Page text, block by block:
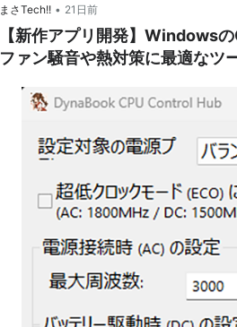
まさTech!! • 21日前
【新作アプリ開発】Windows
ファン騒音や熱対策に最適なツ